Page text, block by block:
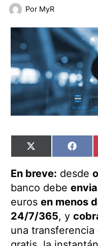
Por MyR
Compartir
en
X
(Twitter) en
En breve: desde
banco debe
euros en menos
24/7/365, y
una transferencia